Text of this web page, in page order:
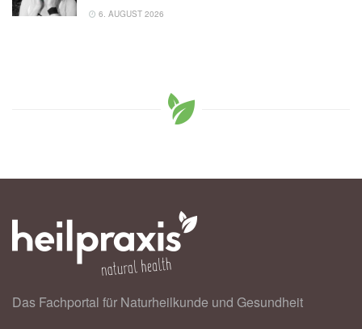
6. AUGUST 2026
Das Fachportal für Naturheilkunde und Gesundheit